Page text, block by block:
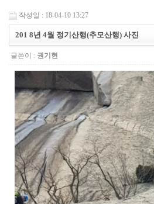
작성일 : 18-04-10 13:27
201 8년 4월 정기산행(추모산행) 사진
글쓴이 : 권기현